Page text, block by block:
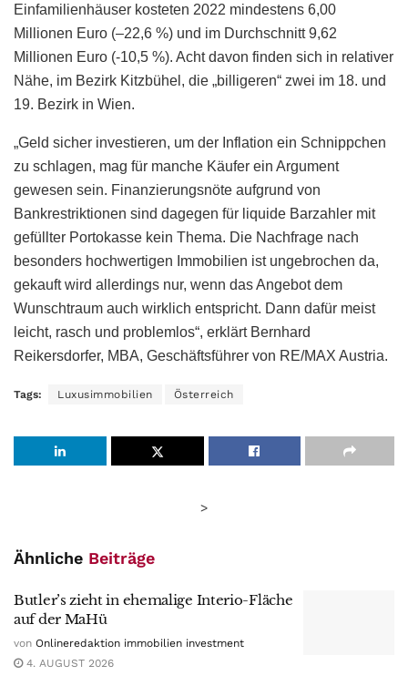
Einfamilienhäuser kosteten 2022 mindestens 6,00
Millionen Euro (–22,6 %) und im Durchschnitt 9,62
Millionen Euro (-10,5 %). Acht davon finden sich in relativer
Nähe, im Bezirk Kitzbühel, die „billigeren“ zwei im 18. und
19. Bezirk in Wien.
„Geld sicher investieren, um der Inflation ein Schnippchen
zu schlagen, mag für manche Käufer ein Argument
gewesen sein. Finanzierungsnöte aufgrund von
Bankrestriktionen sind dagegen für liquide Barzahler mit
gefüllter Portokasse kein Thema. Die Nachfrage nach
besonders hochwertigen Immobilien ist ungebrochen da,
gekauft wird allerdings nur, wenn das Angebot dem
Wunschtraum auch wirklich entspricht. Dann dafür meist
leicht, rasch und problemlos“, erklärt Bernhard
Reikersdorfer, MBA, Geschäftsführer von RE/MAX Austria.
Tags: Luxusimmobilien Österreich
>
Ähnliche Beiträge
Butler’s zieht in ehemalige Interio-Fläche
auf der MaHü
von Onlineredaktion immobilien investment
4. AUGUST 2026